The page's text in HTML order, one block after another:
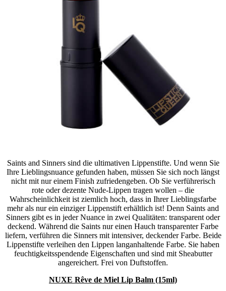
Saints and Sinners sind die ultimativen Lippenstifte. Und wenn Sie
Ihre Lieblingsnuance gefunden haben, müssen Sie sich noch längst
nicht mit nur einem Finish zufriedengeben. Ob Sie verführerisch
rote oder dezente Nude-Lippen tragen wollen – die
Wahrscheinlichkeit ist ziemlich hoch, dass in Ihrer Lieblingsfarbe
mehr als nur ein einziger Lippenstift erhältlich ist! Denn Saints and
Sinners gibt es in jeder Nuance in zwei Qualitäten: transparent oder
deckend. Während die Saints nur einen Hauch transparenter Farbe
liefern, verführen die Sinners mit intensiver, deckender Farbe. Beide
Lippenstifte verleihen den Lippen langanhaltende Farbe. Sie haben
feuchtigkeitsspendende Eigenschaften und sind mit Sheabutter
angereichert. Frei von Duftstoffen.
NUXE Rêve de Miel Lip Balm (15ml)